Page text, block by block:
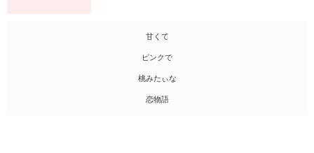
甘くて
ピンクで
桃みたぃな
恋物語